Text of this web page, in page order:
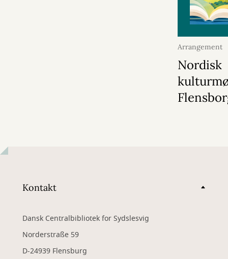
Arrangement
2026
Nordisk
Kontakt
Dansk Centralbibliotek for Sydslesvig
Norderstraße 59
D-24939 Flensburg